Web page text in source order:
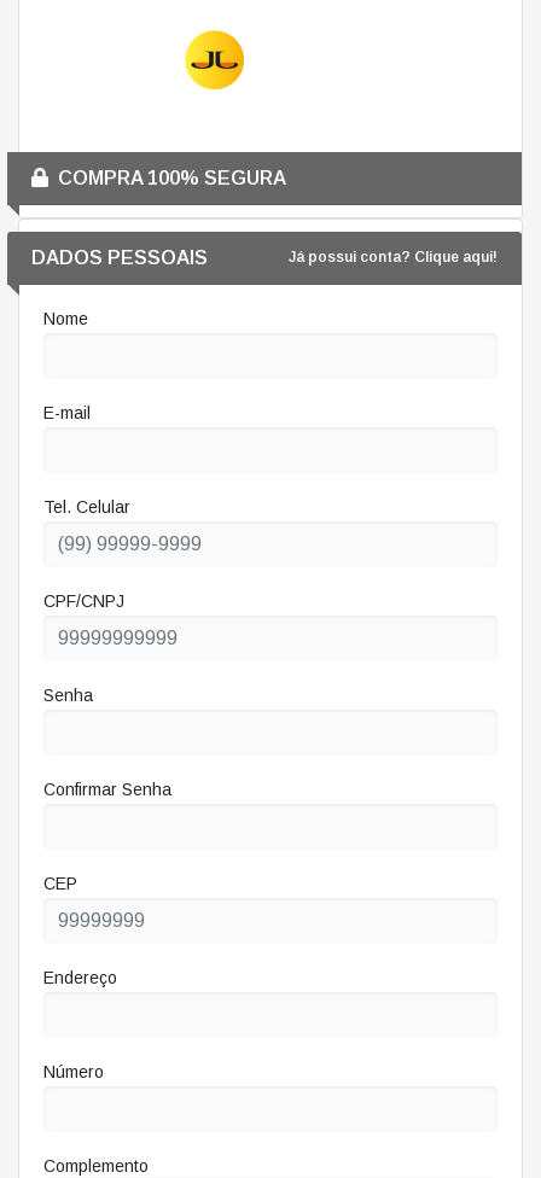
DADOS PESSOAIS Já possui conta? Clique aqui!
Nome
E-mail
Tel. Celular
CPF/CNPJ
Senha
Confirmar Senha
CEP
Endereço
Número
Complemento
COMPRA 100% SEGURA